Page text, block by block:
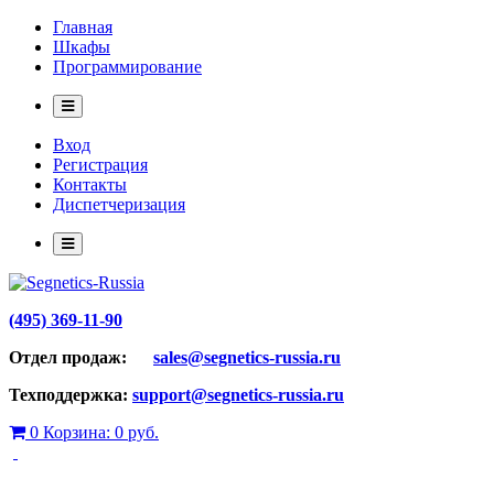
Главная
Шкафы
Программирование
Вход
Регистрация
Контакты
Диспетчеризация
(495) 369-11-90
Отдел продаж: sales@segnetics-russia.ru
Техподдержка: support@segnetics-russia.ru
0 Корзина: 0 руб.